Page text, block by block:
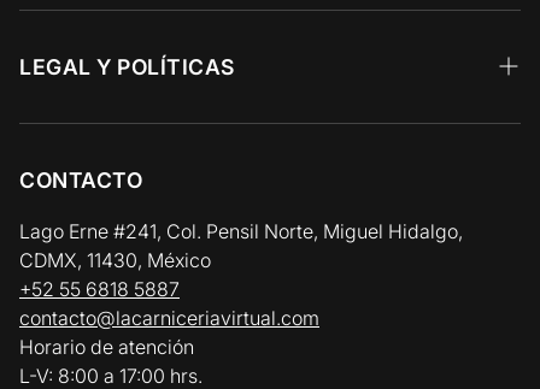
Vinos y Gourmet
Recetas 🥩
Preguntas Frecuentes
LEGAL Y POLÍTICAS
Aviso de Privacidad
Términos y Condiciones
Política de Reembolso y Devolución
Política de Cadena de Frío / Envíos
CONTACTO
Lago Erne #241, Col. Pensil Norte, Miguel Hidalgo,
CDMX, 11430, México
+52 55 6818 5887
contacto@lacarniceriavirtual.com
Horario de atención
L-V: 8:00 a 17:00 hrs.